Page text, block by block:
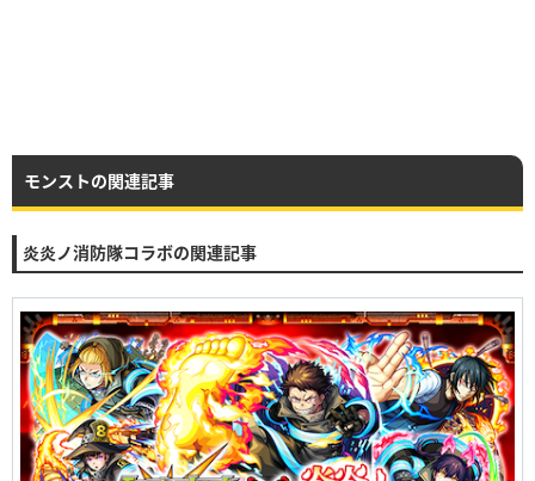
モンストの関連記事
炎炎ノ消防隊コラボの関連記事